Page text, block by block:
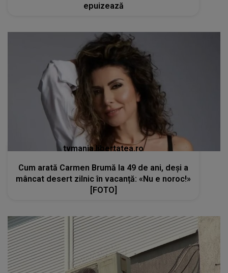
epuizează
tvmania.libertatea.ro
Cum arată Carmen Brumă la 49 de ani, deși a
mâncat desert zilnic în vacanță: «Nu e noroc!»
[FOTO]